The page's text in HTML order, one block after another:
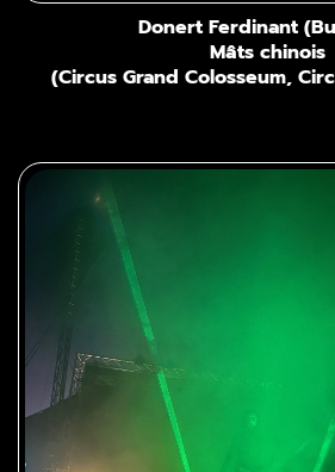
Donert Ferdinant
Mâts chinois
(Circus Grand Colosseum,